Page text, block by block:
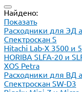
Найдено:
Показать
Расходники для ЭД
Спектроскан S
Hitachi Lab-X 3500 и
HORIBA SLFA-20 и
XOS Petra
Расходники для ВД
Спектроскан SW-D3